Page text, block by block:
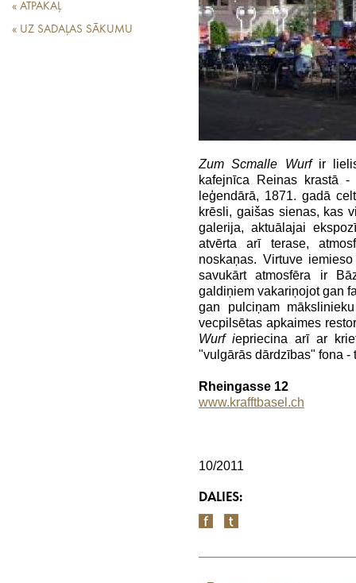
« ATPAKAĻ
« UZ SADAĻAS SĀKUMU
Zum Scmalle Wurf ir
kafejnīca Reinas krastā
leģendārā, 1871. gadā
krēsli, gaišas sienas, kas
galerija, aktuālajai
atvērta arī terase,
noskaņas. Virtuve
savukārt atmosfēra ir
galdiņiem vakariņojot gan
gan pulciņam
vecpilsētas apkaimes
Wurf iepriecina arī ar
"vulgārās dārdzības" fona -
Rheingasse 12
www.krafftbasel.ch
10/2011
DALIES: